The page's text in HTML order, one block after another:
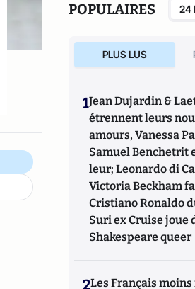
POPULAIRES 24
PLUS LUS
1Jean Dujardin &
étrennent leurs
amours, Vanessa
Samuel Benchetrit
leur; Leonardo di
Victoria Beckham
Cristiano Ronaldo
Suri ex Cruise joue
Shakespeare queer
2Les Français